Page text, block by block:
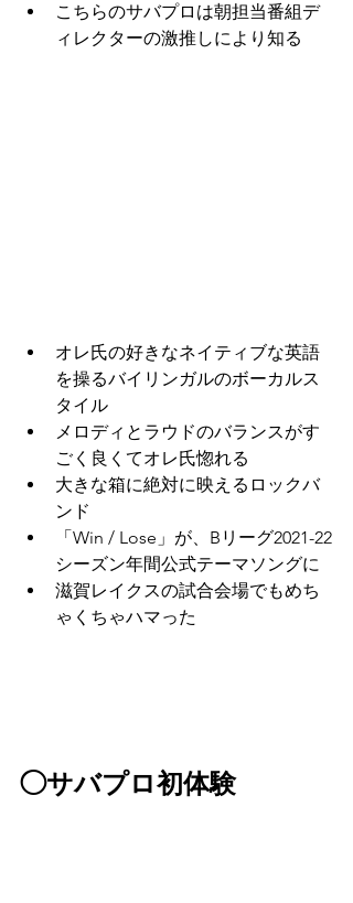
こちらのサバプロは朝担当番組デ
ィレクターの激推しにより知る
オレ氏の好きなネイティブな英語
を操るバイリンガルのボーカルス
タイル
メロディとラウドのバランスがす
ごく良くてオレ氏惚れる
大きな箱に絶対に映えるロックバ
ンド
「Win / Lose」が、Bリーグ2021-22
シーズン年間公式テーマソングに
滋賀レイクスの試合会場でもめち
ゃくちゃハマった
◯サバプロ初体験